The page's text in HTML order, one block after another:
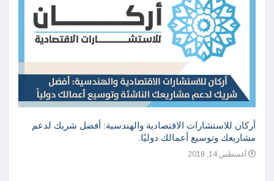
أركان للاستشارات الاقتصادية والهندسية: أفضل شريك لدعم
مشاريعك وتوسيع أعمالك دوليًا.
أغسطس 14, 2018